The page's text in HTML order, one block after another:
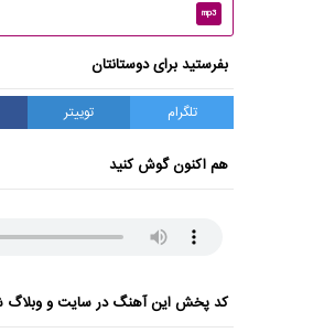
mp3
بفرستید برای دوستانتان
تلگرام توییتر
هم اکنون گوش کنید
کد پخش این آهنگ در سایت و وبلاگ